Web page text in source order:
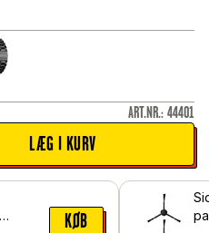
ART.NR.: 44401
LÆG I KURV
KØB